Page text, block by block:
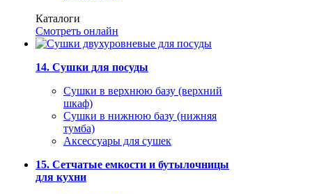
Каталоги
Смотреть онлайн
14. Сушки для посуды
Сушки в верхнюю базу (верхний
шкаф)
Сушки в нижнюю базу (нижняя
тумба)
Аксессуары для сушек
15. Сетчатые емкости и бутылочницы
для кухни